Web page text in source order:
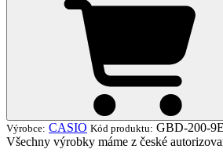
Výrobce: CASIO Kód produktu: GBD-200-
Všechny výrobky máme z české